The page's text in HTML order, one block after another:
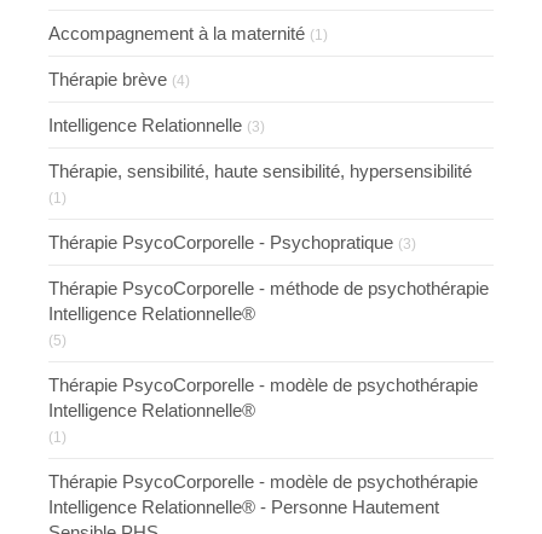
Accompagnement à la maternité (1)
Thérapie brève (4)
Intelligence Relationnelle (3)
Thérapie, sensibilité, haute sensibilité, hypersensibilité
(1)
Thérapie PsycoCorporelle - Psychopratique (3)
Thérapie PsycoCorporelle - méthode de psychothérapie
Intelligence Relationnelle®
(5)
Thérapie PsycoCorporelle - modèle de psychothérapie
Intelligence Relationnelle®
(1)
Thérapie PsycoCorporelle - modèle de psychothérapie
Intelligence Relationnelle® - Personne Hautement